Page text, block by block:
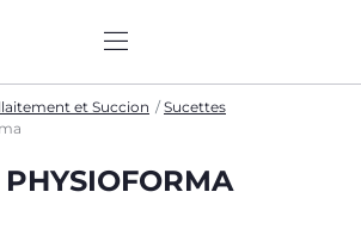
et Succion
Sucettes
PHYSIOFORMA